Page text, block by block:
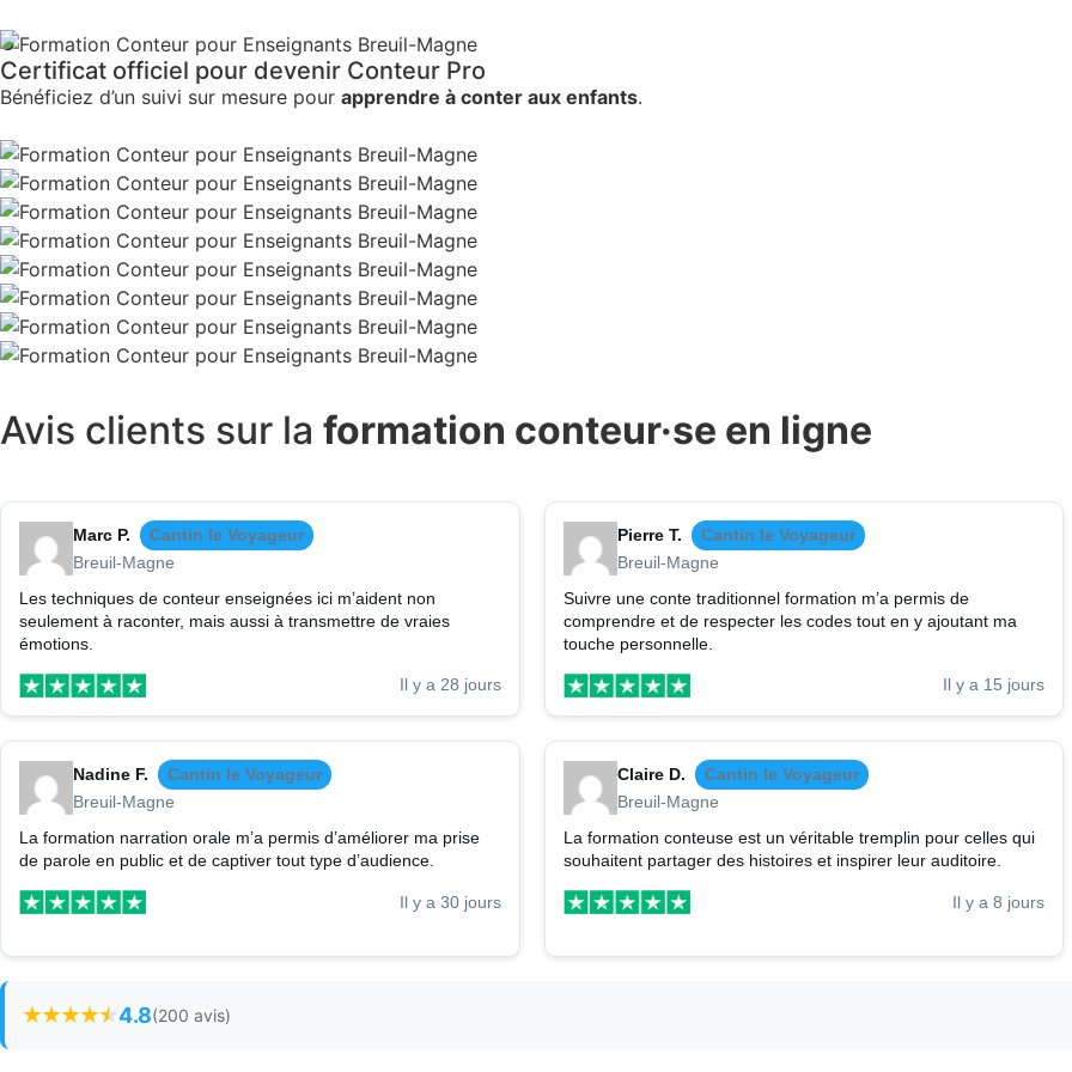
6
Certificat officiel pour devenir Conteur Pro
Bénéficiez d’un suivi sur mesure pour apprendre à conter aux enfants.
Avis clients sur la formation conteur·se en ligne
Marc P.
Cantin le Voyageur
Breuil-Magne
Les techniques de conteur enseignées ici m’aident non
seulement à raconter, mais aussi à transmettre de vraies
émotions.
Il y a 28 jours
Pierre T.
Cantin le Voyageur
Breuil-Magne
Suivre une conte traditionnel formation m’a permis de
comprendre et de respecter les codes tout en y ajoutant ma
touche personnelle.
Il y a 15 jours
Nadine F.
Cantin le Voyageur
Breuil-Magne
La formation narration orale m’a permis d’améliorer ma prise
de parole en public et de captiver tout type d’audience.
Il y a 30 jours
Claire D.
Cantin le Voyageur
Breuil-Magne
La formation conteuse est un véritable tremplin pour celles qui
souhaitent partager des histoires et inspirer leur auditoire.
Il y a 8 jours
4.8(200 avis)